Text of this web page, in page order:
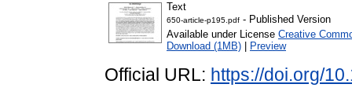
Text
650-article-p195.pdf - Published Version
Available under License Creative
Download (1MB)
Preview
Official URL: https://doi.org/